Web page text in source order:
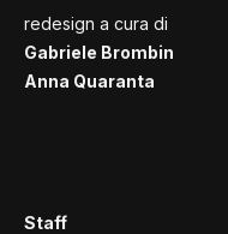
redesign a cura di
Gabriele Brombin
Anna Quaranta
Staff